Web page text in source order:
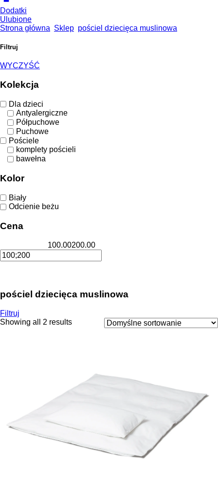
Dodatki
Ulubione
Strona główna Sklep pościel dziecięca muslinowa
Filtruj
WYCZYŚĆ
Kolekcja
Dla dzieci
Antyalergiczne
Półpuchowe
Puchowe
Pościele
komplety pościeli
bawełna
Kolor
Biały
Odcienie beżu
Cena
100.00200.00
pościel dziecięca muslinowa
Filtruj
Showing all 2 results